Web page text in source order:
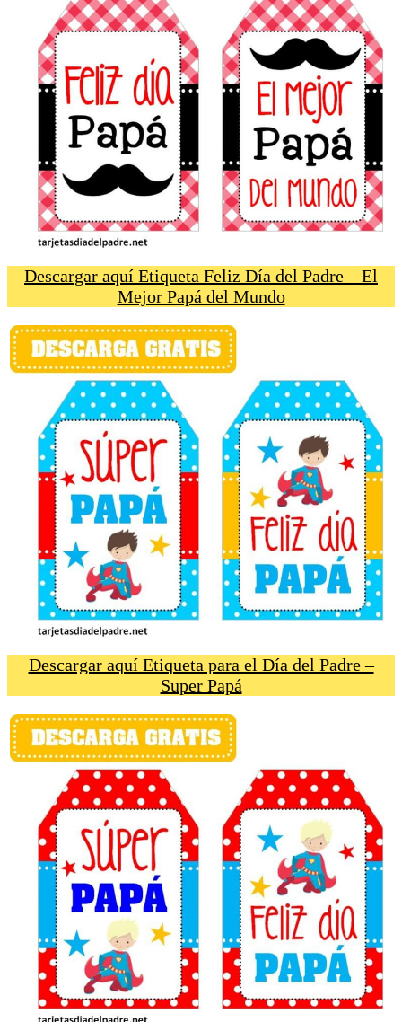
Descargar aquí Etiqueta Feliz Día del Padre – El
Mejor Papá del Mundo
Descargar aquí Etiqueta para el Día del Padre –
Super Papá